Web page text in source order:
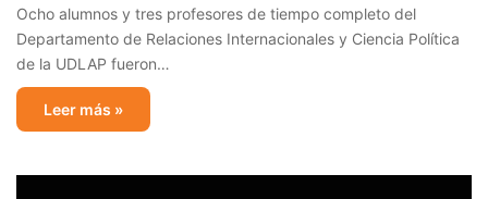
Ocho alumnos y tres profesores de tiempo completo del
Departamento de Relaciones Internacionales y Ciencia Política
de la UDLAP fueron…
Leer más »